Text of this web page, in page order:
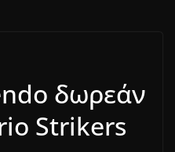
δωρεάν
Strikers